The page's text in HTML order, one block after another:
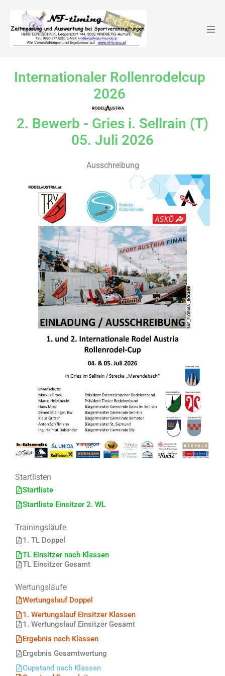
2. Bewerb – Sellrein
Internationaler Rollenrodelcup
2026
2. Bewerb - Gries i. Sellrain (T)
05. Juli 2026
Ausschreibung
Startlisten
Startliste
Startliste Einsitzer 2. WL
Trainingsläufe
1. TL Doppel
TL Einsitzer nach Klassen
TL Einsitzer Gesamt
Wertungsläufe
Wertungslauf Doppel
1. Wertungslauf Einsitzer Klassen
1. Wertungslauf Einsitzer Gesamt
Ergebnis nach Klassen
Ergebnis Gesamtwertung
Cupstand nach Klassen